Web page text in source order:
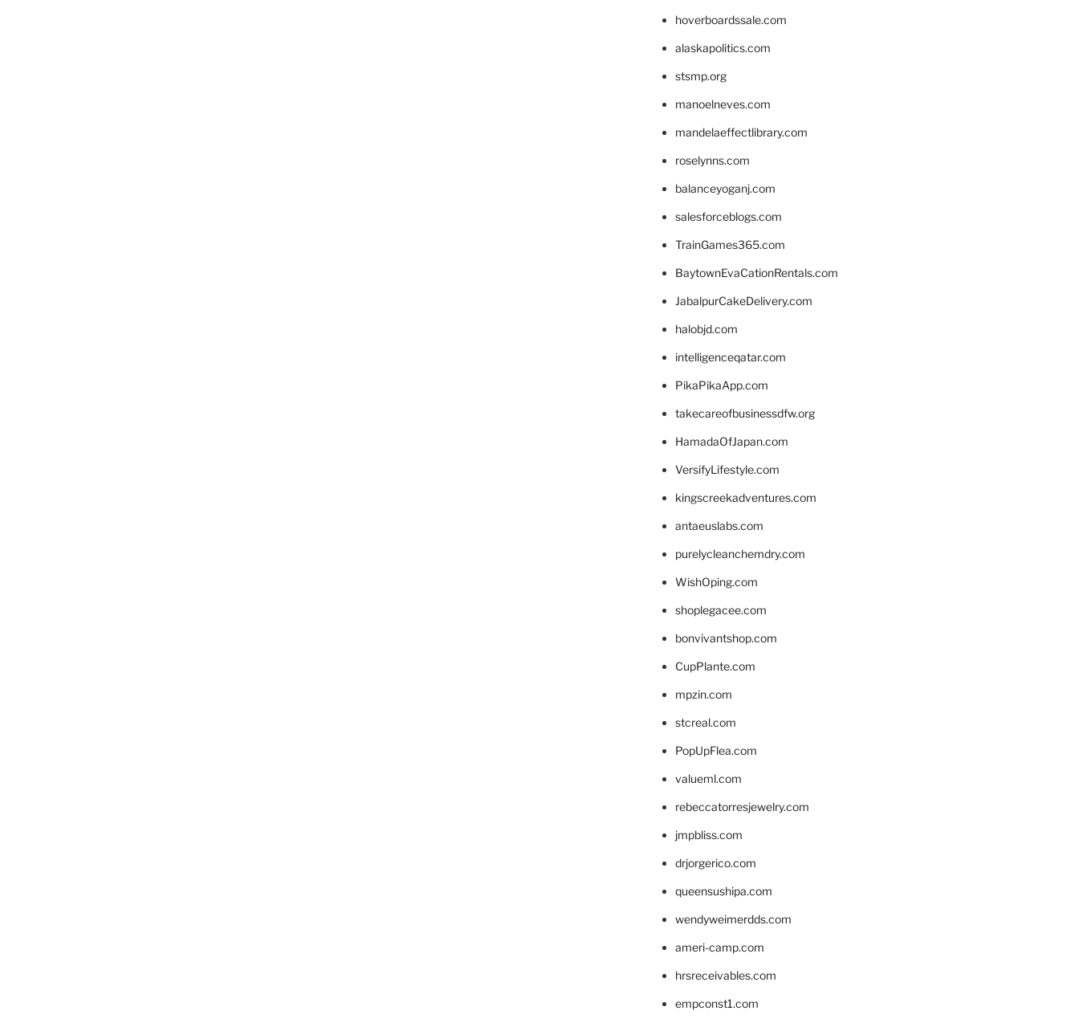
hoverboardssale.com
alaskapolitics.com
stsmp.org
manoelneves.com
mandelaeffectlibrary.com
roselynns.com
balanceyoganj.com
salesforceblogs.com
TrainGames365.com
BaytownEvaCationRentals.com
JabalpurCakeDelivery.com
halobjd.com
intelligenceqatar.com
PikaPikaApp.com
takecareofbusinessdfw.org
HamadaOfJapan.com
VersifyLifestyle.com
kingscreekadventures.com
antaeuslabs.com
purelycleanchemdry.com
WishOping.com
shoplegacee.com
bonvivantshop.com
CupPlante.com
mpzin.com
stcreal.com
PopUpFlea.com
valueml.com
rebeccatorresjewelry.com
jmpbliss.com
drjorgerico.com
queensushipa.com
wendyweimerdds.com
ameri-camp.com
hrsreceivables.com
empconst1.com